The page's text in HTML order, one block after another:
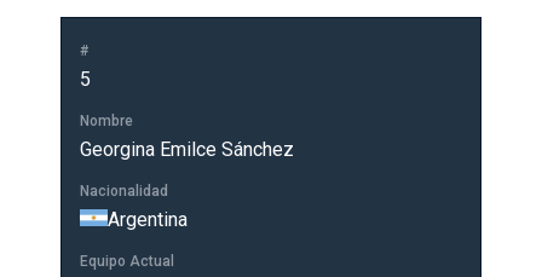
#
5
Nombre
Georgina Emilce Sánchez
Nacionalidad
Argentina
Equipo Actual